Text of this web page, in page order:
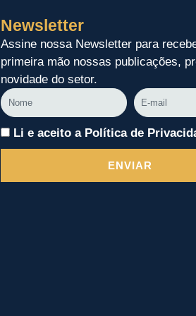
Newsletter
Assine nossa Newsletter para
primeira mão nossas publicações,
novidade do setor.
Nome
E-
mail
Li e aceito a Política de
ENVIAR